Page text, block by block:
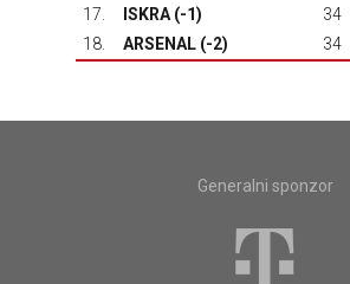
17.
ISKRA (-1) 34
18.
ARSENAL (-2) 34
Generalni sponzor